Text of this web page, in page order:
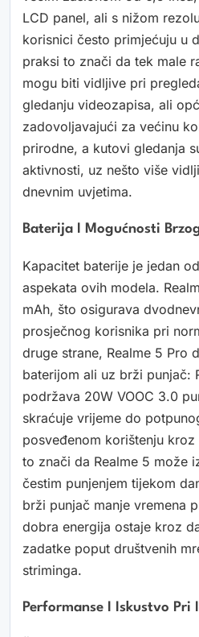
LCD panel, ali s nižom
korisnici često primjećuju u
praksi to znači da tek male
mogu biti vidljive pri
gledanju videozapisa, ali
zadovoljavajući za većinu
prirodne, a kutovi gledanja
aktivnosti, uz nešto više
dnevnim uvjetima.
Baterija I Mogućnosti
Kapacitet baterije je jedan
aspekata ovih modela.
mAh, što osigurava
prosječnog korisnika pri
druge strane, Realme 5 Pro
baterijom ali uz brži punjač:
podržava 20W VOOC 3.0
skraćuje vrijeme do
posveđenom korištenju
to znači da Realme 5 može
čestim punjenjem tijekom
brži punjač manje vremena
dobra energija ostaje kroz
zadatke poput društvenih
striminga.
Performanse I Iskustvo Pri